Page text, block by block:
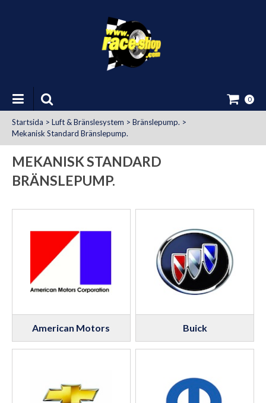
0
Startsida > Luft & Bränslesystem > Bränslepump. >
Mekanisk Standard Bränslepump.
MEKANISK STANDARD
BRÄNSLEPUMP.
American Motors Buick